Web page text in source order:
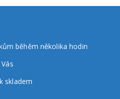
běhěm několika hodin
skladem